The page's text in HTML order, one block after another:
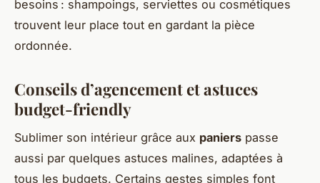
besoins : shampoings, serviettes ou cosmétiques
trouvent leur place tout en gardant la pièce
ordonnée.
Conseils d’agencement et astuces
budget-friendly
Sublimer son intérieur grâce aux paniers passe
aussi par quelques astuces malines, adaptées à
tous les budgets. Certains gestes simples font